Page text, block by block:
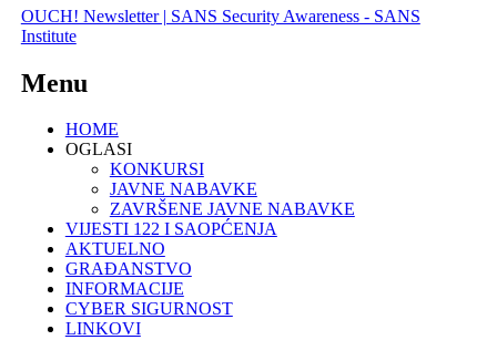
OUCH! Newsletter | SANS Security Awareness - SANS
Institute
Menu
HOME
OGLASI
KONKURSI
JAVNE NABAVKE
ZAVRŠENE JAVNE NABAVKE
VIJESTI 122 I SAOPĆENJA
AKTUELNO
GRAĐANSTVO
INFORMACIJE
CYBER SIGURNOST
LINKOVI